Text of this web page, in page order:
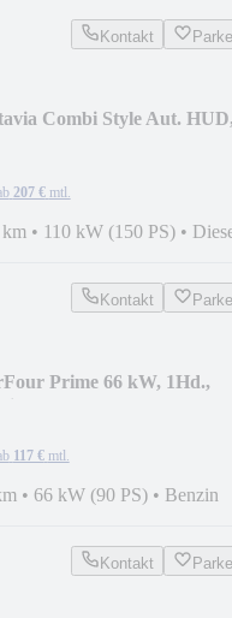
Kontakt
Combi Style Aut.
207 € mtl.
• 110 kW (150 PS) •
Kontakt
Prime 66 kW, 1Hd.,
117 € mtl.
• 66 kW (90 PS) • Benzin
Kontakt